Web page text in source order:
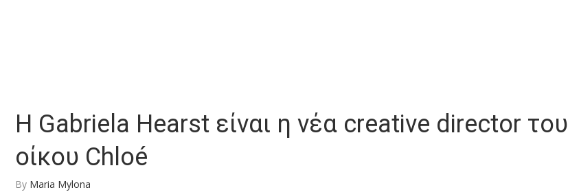
H Gabriela Hearst είναι η νέα creative director του
οίκου Chloé
By Maria Mylona